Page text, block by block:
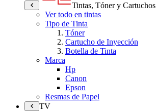
Tintas, Tóner y Cartuchos
Ver todo en tintas
Tipo de Tinta
Tóner
Cartucho de Inyección
Botella de Tinta
Marca
Hp
Canon
Epson
Resmas de Papel
TV